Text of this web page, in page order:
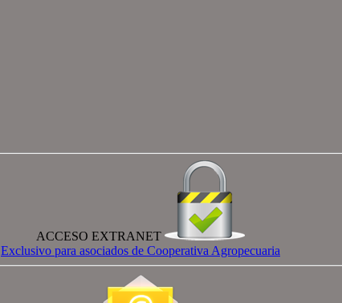
ACCESO EXTRANET
Exclusivo para asociados de Cooperativa Agropecuaria